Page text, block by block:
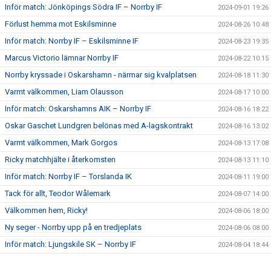
Inför match: Jönköpings Södra IF – Norrby IF 2024-09-01 19:26
Förlust hemma mot Eskilsminne 2024-08-26 10:48
Inför match: Norrby IF – Eskilsminne IF 2024-08-23 19:35
Marcus Victorio lämnar Norrby IF 2024-08-22 10:15
Norrby kryssade i Oskarshamn - närmar sig kvalplatsen 2024-08-18 11:30
Varmt välkommen, Liam Olausson 2024-08-17 10:00
Inför match: Oskarshamns AIK – Norrby IF 2024-08-16 18:22
Oskar Gaschet Lundgren belönas med A-lagskontrakt 2024-08-16 13:02
Varmt välkommen, Mark Gorgos 2024-08-13 17:08
Ricky matchhjälte i återkomsten 2024-08-13 11:10
Inför match: Norrby IF – Torslanda IK 2024-08-11 19:00
Tack för allt, Teodor Wålemark 2024-08-07 14:00
Välkommen hem, Ricky! 2024-08-06 18:00
Ny seger - Norrby upp på en tredjeplats 2024-08-06 08:00
Inför match: Ljungskile SK – Norrby IF 2024-08-04 18:44